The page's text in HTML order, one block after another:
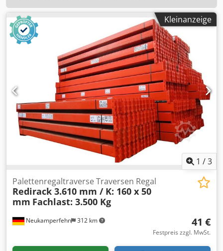
Kleinanzeige
1 /3
Neukamperfehn 312 km
Palettenregaltraverse Traversen Regal
Redirack 3.610 mm / K: 160 x 50
mm Fachlast: 3.500 Kg
41 €
Festpreis zzgl. MwSt.